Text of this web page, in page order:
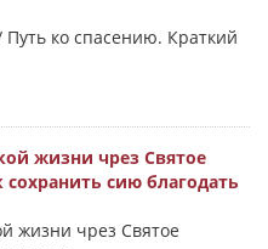
ко спасению. Краткий
жизни чрез Святое
сию благодать
жизни чрез Святое